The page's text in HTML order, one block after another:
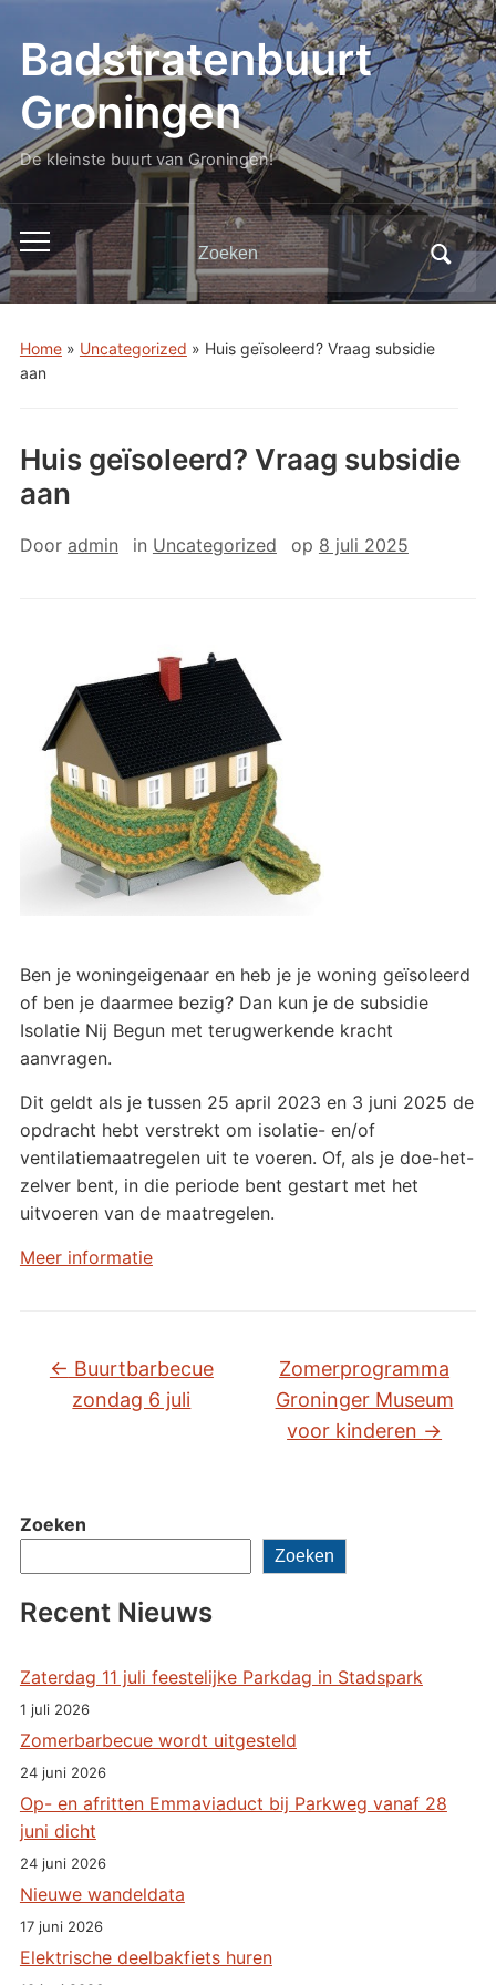
Badstratenbuurt
Groningen
De kleinste buurt van Groningen!
Toggle
mobiel
menu
Zoeken
naar:
Home» Uncategorized » Huis geïsoleerd? Vraag subsidie
aan
Zoeken
Zoeken
Recent Nieuws
Zaterdag 11 juli feestelijke Parkdag in Stadspark
1 juli 2026
Zomerbarbecue wordt uitgesteld
24 juni 2026
Op- en afritten Emmaviaduct bij Parkweg vanaf 28
juni dicht
24 juni 2026
Nieuwe wandeldata
17 juni 2026
Elektrische deelbakfiets huren
Huis geïsoleerd? Vraag subsidie
aan
Door admin in Uncategorized op 8 juli 2025
Ben je woningeigenaar en heb je je woning geïsoleerd
of ben je daarmee bezig? Dan kun je de subsidie
Isolatie Nij Begun met terugwerkende kracht
aanvragen.
Dit geldt als je tussen 25 april 2023 en 3 juni 2025 de
opdracht hebt verstrekt om isolatie- en/of
ventilatiemaatregelen uit te voeren. Of, als je doe-het-
zelver bent, in die periode bent gestart met het
uitvoeren van de maatregelen.
Meer informatie
← Buurtbarbecue
zondag 6 juli
Zomerprogramma
Groninger Museum
voor kinderen →